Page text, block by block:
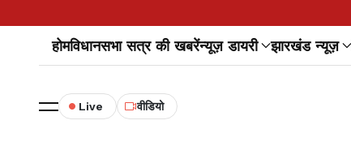
होमविधानसभा सत्र की खबरेंन्यूज़ डायरी झारखंड न्यूज़
Live वीडियो